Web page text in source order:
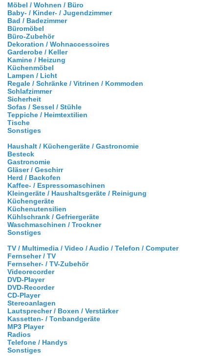
Möbel / Wohnen / Büro
Baby- / Kinder- / Jugendzimmer
Bad / Badezimmer
Büromöbel
Büro-Zubehör
Dekoration / Wohnaccessoires
Garderobe / Keller
Kamine / Heizung
Küchenmöbel
Lampen / Licht
Regale / Schränke / Vitrinen / Kommoden
Schlafzimmer
Sicherheit
Sofas / Sessel / Stühle
Teppiche / Heimtextilien
Tische
Sonstiges
Haushalt / Küchengeräte / Gastronomie
Besteck
Gastronomie
Gläser / Geschirr
Herd / Backofen
Kaffee- / Espressomaschinen
Kleingeräte / Haushaltsgeräte / Reinigung
Küchengeräte
Küchenutensilien
Kühlschrank / Gefriergeräte
Waschmaschinen / Trockner
Sonstiges
TV / Multimedia / Video / Audio / Telefon / Computer
Fernseher / TV
Fernseher- / TV-Zubehör
Videorecorder
DVD-Player
DVD-Recorder
CD-Player
Stereoanlagen
Lautsprecher / Boxen / Verstärker
Kassetten- / Tonbandgeräte
MP3 Player
Radios
Telefone / Handys
Sonstiges